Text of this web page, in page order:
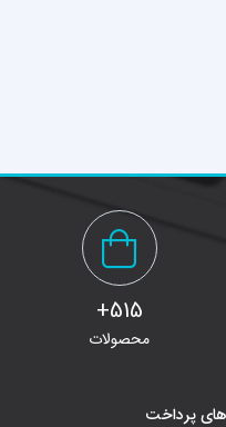
515+
محصولات
های پرداخت